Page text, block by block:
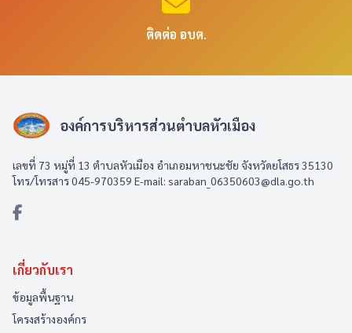
ติดต่อ อบต.
องค์การบริหารส่วนตำบลหัวเมือง
เลขที่ 73 หมู่ที่ 13 ตำบลหัวเมือง อำเภอมหาชนะชัย จังหวัดยโสธร 35130
โทร/โทรสาร 045-970359 E-mail: saraban_06350603@dla.go.th
เกี่ยวกับเรา
ข้อมูลพื้นฐาน
โครงสร้างองค์กร